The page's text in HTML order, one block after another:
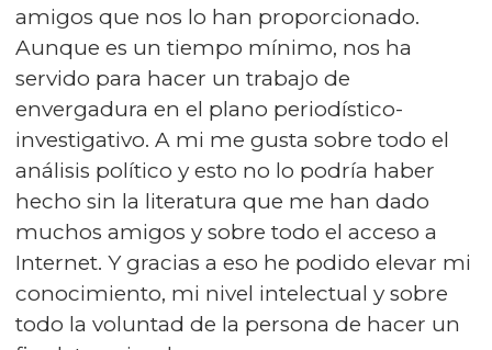
amigos que nos lo han proporcionado.
Aunque es un tiempo mínimo, nos ha
servido para hacer un trabajo de
envergadura en el plano periodístico-
investigativo. A mi me gusta sobre todo el
análisis político y esto no lo podría haber
hecho sin la literatura que me han dado
muchos amigos y sobre todo el acceso a
Internet. Y gracias a eso he podido elevar mi
conocimiento, mi nivel intelectual y sobre
todo la voluntad de la persona de hacer un